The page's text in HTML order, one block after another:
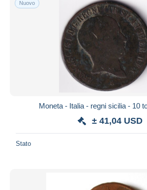
Spedizione gratuita
Metodi di pagamento
PayPal
Bonifico bancario
Visa
Mastercard
iDeal
Maestro
Nuovo
Moneta - Italia - regni sicilia - 10
± 41,04 USD
Stato